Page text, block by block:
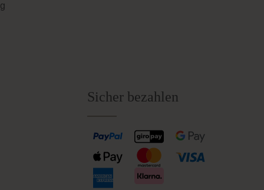
Sicher bezahlen